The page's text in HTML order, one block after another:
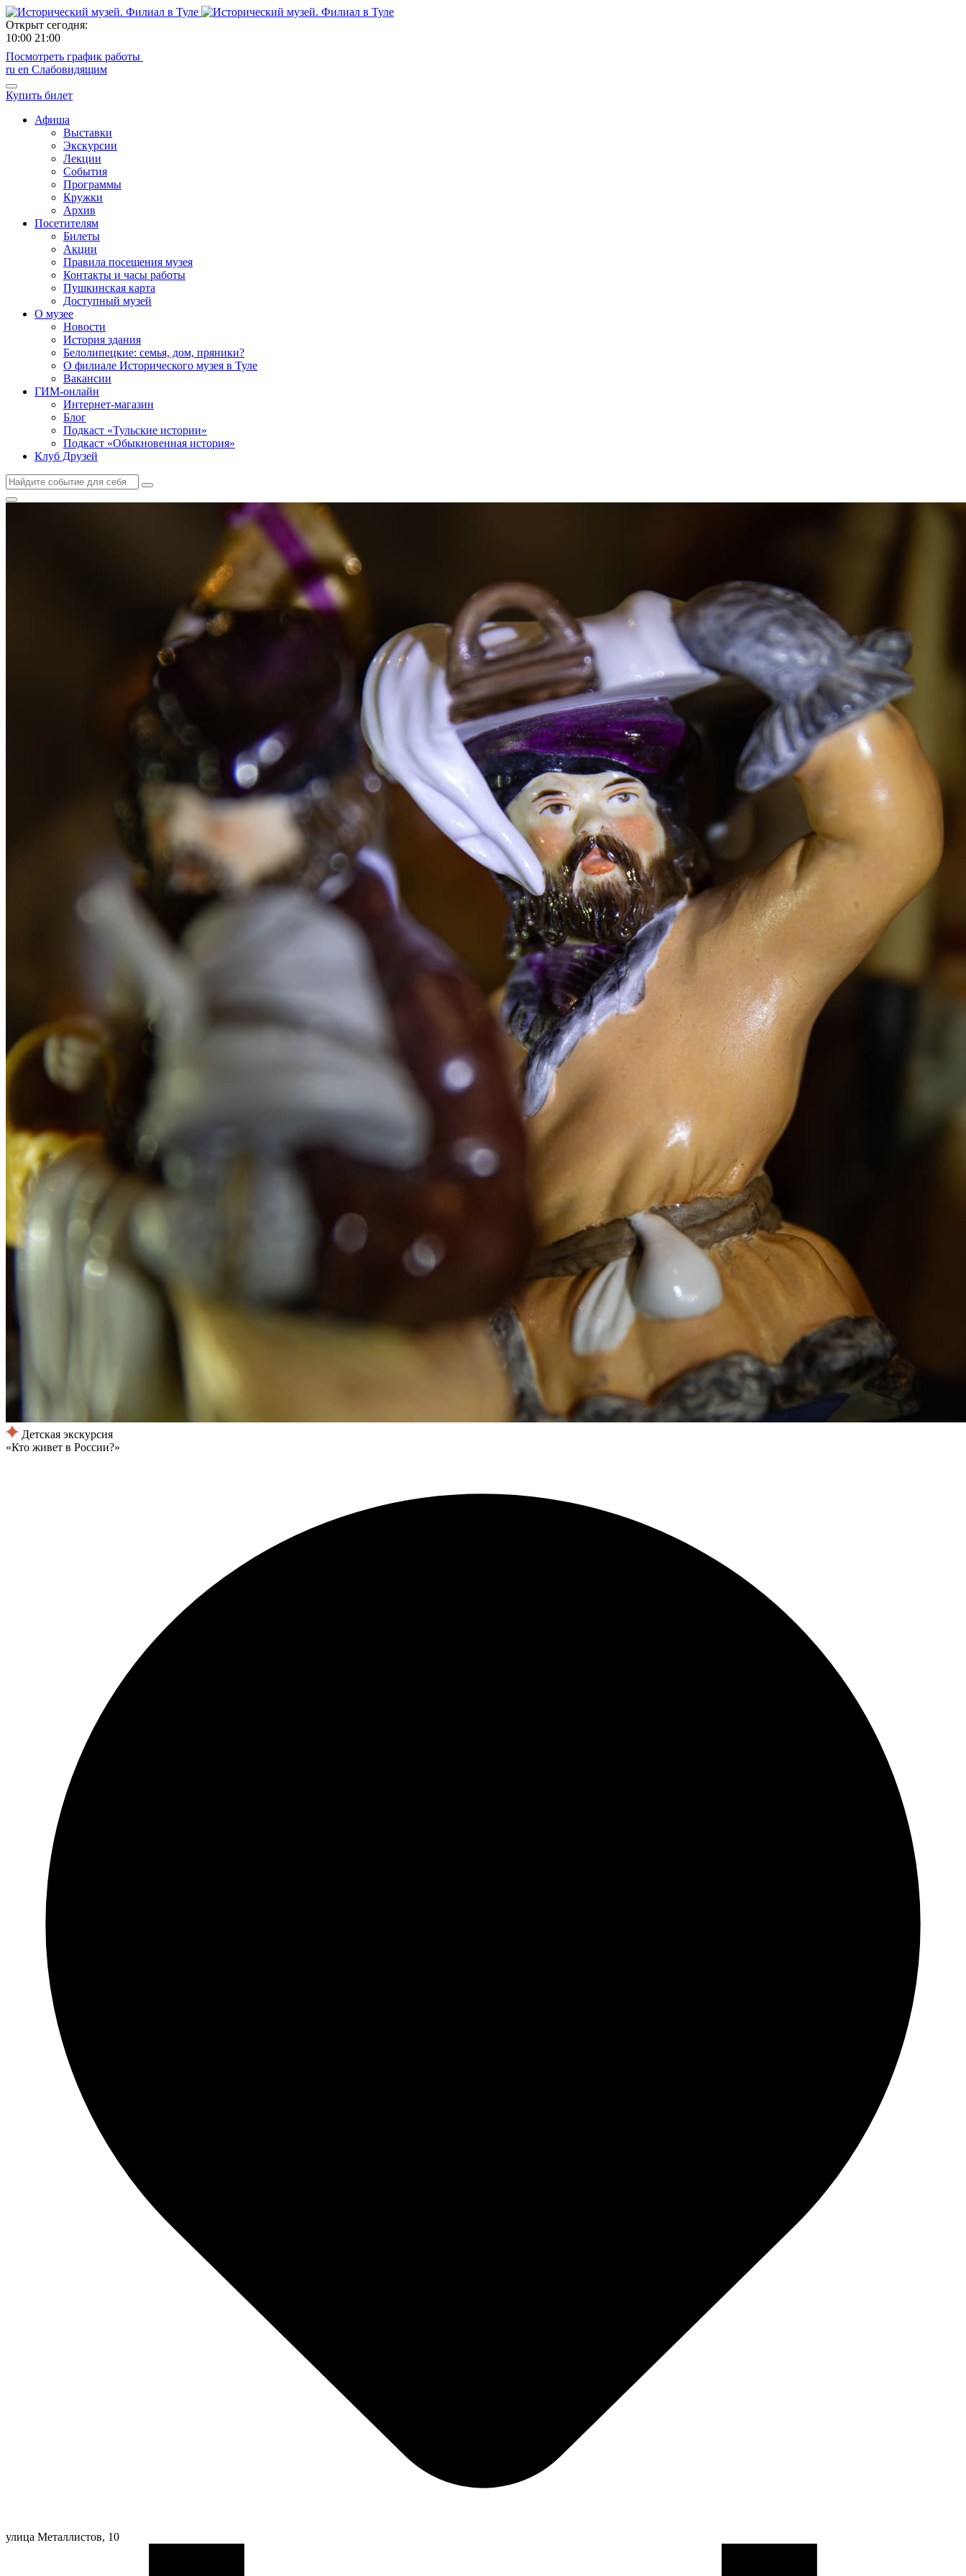
Открыт сегодня:
10:00 21:00
Посмотреть график работы
ru en Слабовидящим
Купить билет
Афиша
Выставки
Экскурсии
Лекции
События
Программы
Кружки
Архив
Посетителям
Билеты
Акции
Правила посещения музея
Контакты и часы работы
Пушкинская карта
Доступный музей
О музее
Новости
История здания
Белолипецкие: семья, дом, пряники?
О филиале Исторического музея в Туле
Вакансии
ГИМ-онлайн
Интернет-магазин
Блог
Подкаст «Тульские истории»
Подкаст «Обыкновенная история»
Клуб Друзей
Детская экскурсия
«Кто живет в России?»
улица Металлистов, 10